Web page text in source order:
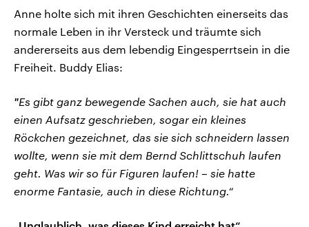
Anne holte sich mit ihren Geschichten einerseits das
normale Leben in ihr Versteck und träumte sich
andererseits aus dem lebendig Eingesperrtsein in die
Freiheit. Buddy Elias:
"Es gibt ganz bewegende Sachen auch, sie hat auch
einen Aufsatz geschrieben, sogar ein kleines
Röckchen gezeichnet, das sie sich schneidern lassen
wollte, wenn sie mit dem Bernd Schlittschuh laufen
geht. Was wir so für Figuren laufen! – sie hatte
enorme Fantasie, auch in diese Richtung.“